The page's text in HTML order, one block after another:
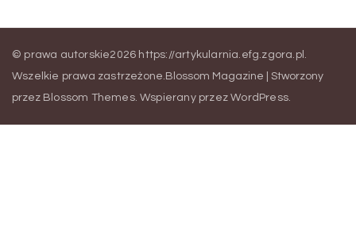
© prawa autorskie2026 https://artykularnia.efg.zgora.pl .
Wszelkie prawa zastrzeżone. Blossom Magazine | Stworzony
przez Blossom Themes. Wspierany przezWordPress.